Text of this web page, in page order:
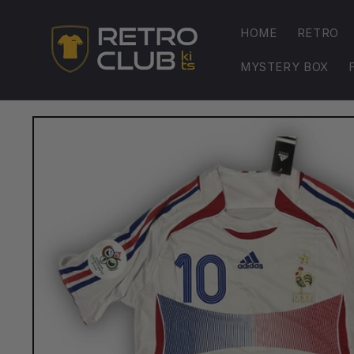
obsahu
HOME RETRO
MYSTERY BOX
Přejít na